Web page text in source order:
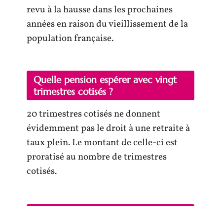
revu à la hausse dans les prochaines
années en raison du vieillissement de la
population française.
Quelle pension espérer avec vingt
trimestres cotisés ?
20 trimestres cotisés ne donnent
évidemment pas le droit à une retraite à
taux plein. Le montant de celle-ci est
proratisé au nombre de trimestres
cotisés.